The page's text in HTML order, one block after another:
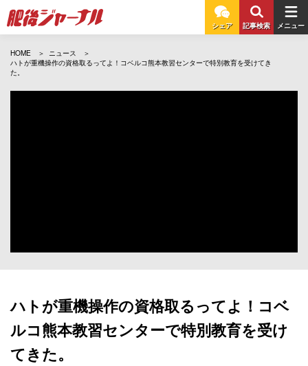
シェア 記事検索 メニュー
HOME
ニュース
ハトが重機操作の資格取るってよ！コベルコ熊本教習センターで特別教育を受けてき
た。
ハトが重機操作の資格取るってよ！コベ
ルコ熊本教習センターで特別教育を受け
てきた。